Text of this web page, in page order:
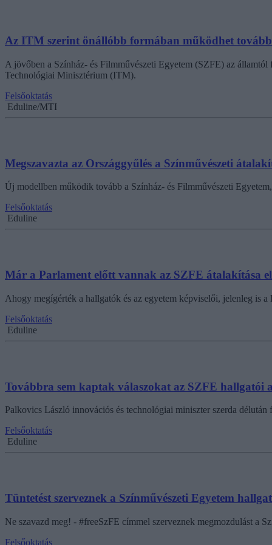
Az ITM szerint önállóbb formában működhet tovább
A jövőben a Színház- és Filmművészeti Egyetem (SZFE) az
Technológiai Minisztérium (ITM).
Felsőoktatás
Eduline/MTI
Megszavazta az Országgyűlés a Színművészeti
Új modellben működik tovább a Színház- és Filmművészeti
Felsőoktatás
Eduline
Már a Parlament előtt vannak az SZFE átalakítása
Ahogy megígérték a hallgatók és az egyetem képviselői, jelenleg is
Felsőoktatás
Eduline
Továbbra sem kaptak válaszokat az SZFE hallgatói
Palkovics László innovációs és technológiai miniszter szerda
Felsőoktatás
Eduline
Tüntetést szerveznek a Színművészeti Egyetem
Ne szavazd meg! - #freeSzFE címmel szerveznek megmozdulást a
Felsőoktatás